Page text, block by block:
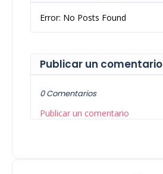
Error: No Posts Found
Publicar un comentario
0 Comentarios
Publicar un comentario